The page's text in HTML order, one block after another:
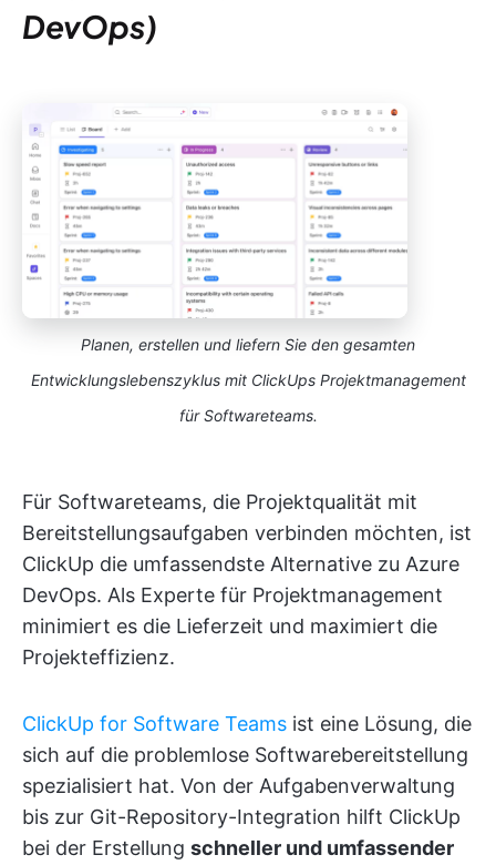
DevOps)
Planen, erstellen und liefern Sie den gesamten
Entwicklungslebenszyklus mit ClickUps Projektmanagement
für Softwareteams.
Für Softwareteams, die Projektqualität mit
Bereitstellungsaufgaben verbinden möchten, ist
ClickUp die umfassendste Alternative zu Azure
DevOps. Als Experte für Projektmanagement
minimiert es die Lieferzeit und maximiert die
Projekteffizienz.
ClickUp for Software Teams ist eine Lösung, die
sich auf die problemlose Softwarebereitstellung
spezialisiert hat. Von der Aufgabenverwaltung
bis zur Git-Repository-Integration hilft ClickUp
bei der Erstellung schneller und umfassender